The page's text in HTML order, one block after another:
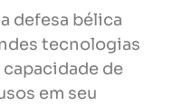
defesa bélica
tecnologias
de
em seu